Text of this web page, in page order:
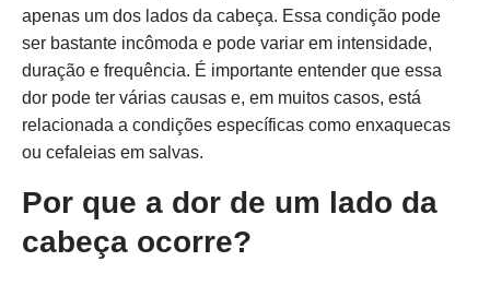
apenas um dos lados da cabeça. Essa condição pode
ser bastante incômoda e pode variar em intensidade,
duração e frequência. É importante entender que essa
dor pode ter várias causas e, em muitos casos, está
relacionada a condições específicas como enxaquecas
ou cefaleias em salvas.
Por que a dor de um lado da
cabeça ocorre?